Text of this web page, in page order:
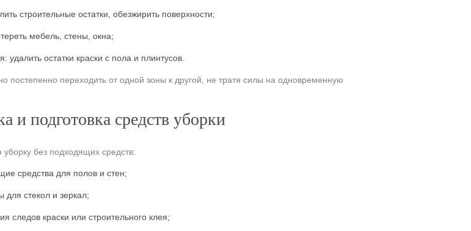
строительные остатки, обезжирить поверхности;
мебель, стены, окна;
удалить остатки краски с пола и плинтусов.
постепенно переходить от одной зоны к другой, не тратя силы на одновременную
и подготовка средств уборки
без подходящих средств:
средства для полов и стен;
для стекол и зеркал;
следов краски или строительного клея;